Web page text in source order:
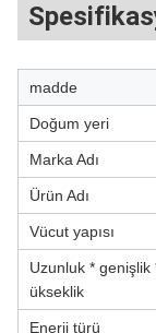
madde
Doğum yeri
Marka Adı
Ürün Adı
Vücut yapısı
Uzunluk * genişlik
ükseklik
Enerji türü